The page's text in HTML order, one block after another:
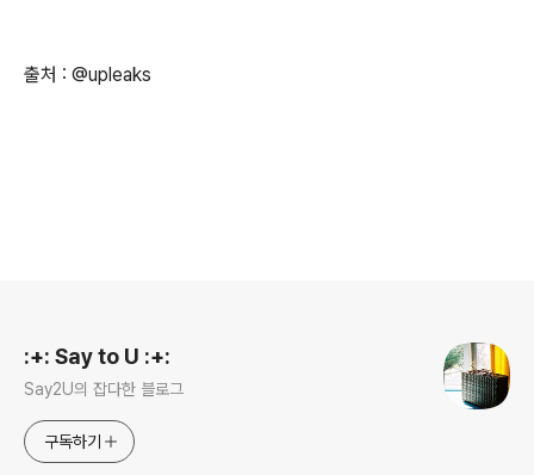
출처 : @upleaks
:+: Say to U :+:
Say2U의 잡다한 블로그
구독하기